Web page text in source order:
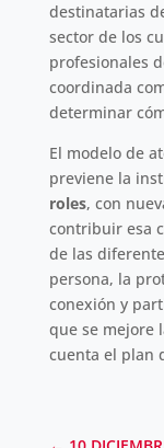
destinatarias
sector de los
profesionales
coordinada
determinar
El modelo de
previene la
roles, con
contribuir esa
de las
persona, la
conexión y
que se mejore
cuenta el plan